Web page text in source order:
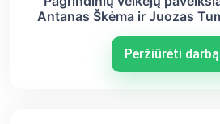
Antanas Škėma ir Juozas
Peržiūrėti darbą